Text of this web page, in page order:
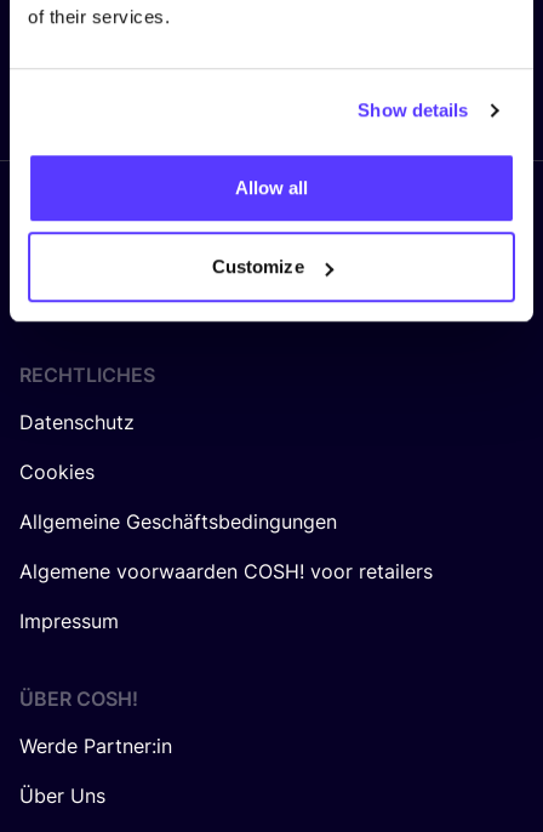
of their services.
Show details
Allow all
Customize
Folge uns
RECHTLICHES
Datenschutz
Cookies
Allgemeine Geschäftsbedingungen
Algemene voorwaarden COSH! voor retailers
Impressum
ÜBER COSH!
Werde Partner:in
Über Uns